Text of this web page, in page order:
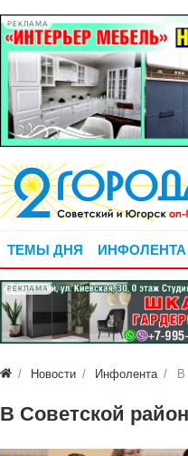
РЕКЛАМА
ТЕМЫ ДНЯ ИНФОЛЕНТА
РЕКЛАМА
Новости Инфолента В
В Советской